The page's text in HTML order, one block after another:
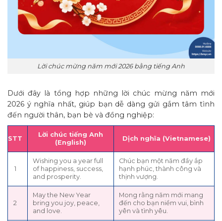
Lời chúc mừng năm mới 2026 bằng tiếng Anh
Dưới đây là tổng hợp những lời chúc mừng năm mới
2026 ý nghĩa nhất, giúp bạn dễ dàng gửi gắm tâm tình
đến người thân, bạn bè và đồng nghiệp:
STT
Lời chúc tiếng Anh
(English)
Dịch nghĩa (Vietnamese)
1
Wishing you a year full
of happiness, success,
and prosperity.
Chúc bạn một năm đầy ắp
hạnh phúc, thành công và
thịnh vượng.
2
May the New Year
bring you joy, peace,
and love.
Mong rằng năm mới mang
đến cho bạn niềm vui, bình
yên và tình yêu.